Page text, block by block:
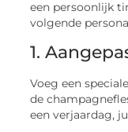
een persoonlijk
volgende
1.
Voeg een
de
een verjaardag,